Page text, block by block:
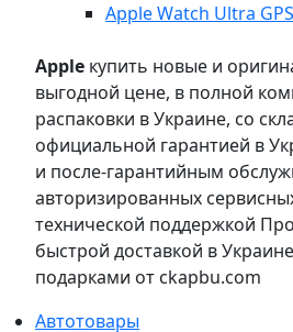
Apple Watch Ultra
Apple купить новые и
выгодной цене, в полной
распаковки в Украине, со
официальной гарантией в
и после-гарантийным
авторизированных
технической поддержкой
быстрой доставкой в
подарками от ckapbu.com
Автотовары